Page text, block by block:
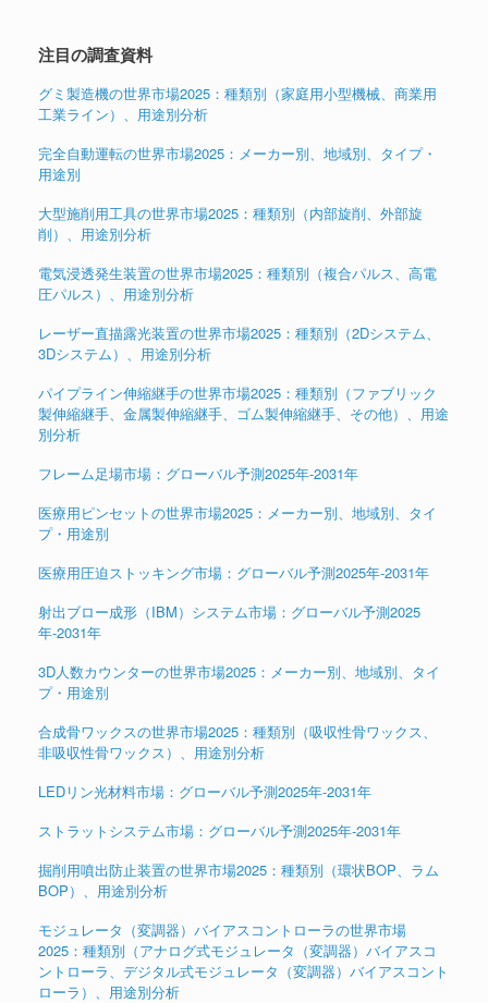
注目の調査資料
グミ製造機の世界市場2025：種類別（家庭用小型機械、商業用
工業ライン）、用途別分析
完全自動運転の世界市場2025：メーカー別、地域別、タイプ・
用途別
大型施削用工具の世界市場2025：種類別（内部旋削、外部旋
削）、用途別分析
電気浸透発生装置の世界市場2025：種類別（複合パルス、高電
圧パルス）、用途別分析
レーザー直描露光装置の世界市場2025：種類別（2Dシステム、
3Dシステム）、用途別分析
パイプライン伸縮継手の世界市場2025：種類別（ファブリック
製伸縮継手、金属製伸縮継手、ゴム製伸縮継手、その他）、用途
別分析
フレーム足場市場：グローバル予測2025年-2031年
医療用ピンセットの世界市場2025：メーカー別、地域別、タイ
プ・用途別
医療用圧迫ストッキング市場：グローバル予測2025年-2031年
射出ブロー成形（IBM）システム市場：グローバル予測2025
年-2031年
3D人数カウンターの世界市場2025：メーカー別、地域別、タイ
プ・用途別
合成骨ワックスの世界市場2025：種類別（吸収性骨ワックス、
非吸収性骨ワックス）、用途別分析
LEDリン光材料市場：グローバル予測2025年-2031年
ストラットシステム市場：グローバル予測2025年-2031年
掘削用噴出防止装置の世界市場2025：種類別（環状BOP、ラム
BOP）、用途別分析
モジュレータ（変調器）バイアスコントローラの世界市場
2025：種類別（アナログ式モジュレータ（変調器）バイアスコ
ントローラ、デジタル式モジュレータ（変調器）バイアスコント
ローラ）、用途別分析